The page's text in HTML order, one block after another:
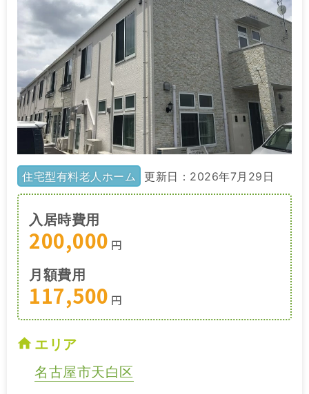
住宅型有料老人ホーム 更新日：2026年7月29日
入居時費用
200,000 円
月額費用
117,500 円
エリア
名古屋市天白区